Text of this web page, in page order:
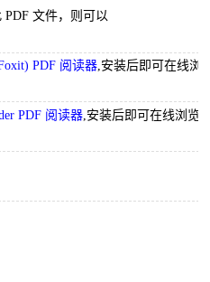
文件，则可以
PDF 阅读器 ,安装后即可在线浏
PDF 阅读器 ,安装后即可在线浏览